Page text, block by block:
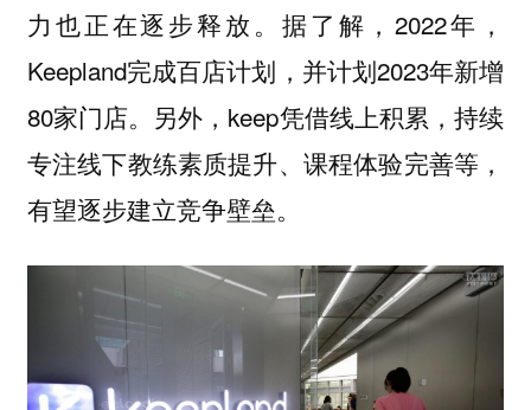
力也正在逐步释放。据了解，2022年，
Keepland完成百店计划，并计划2023年新增
80家门店。另外，keep凭借线上积累，持续
专注线下教练素质提升、课程体验完善等，
有望逐步建立竞争壁垒。